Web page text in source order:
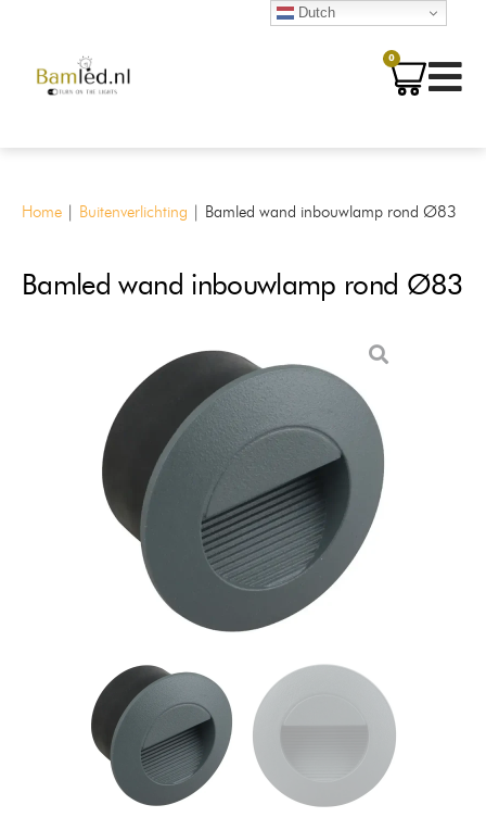
0
Home | Buitenverlichting | Bamled wand inbouwlamp rond Ø83
Bamled wand inbouwlamp rond Ø83
Dutch